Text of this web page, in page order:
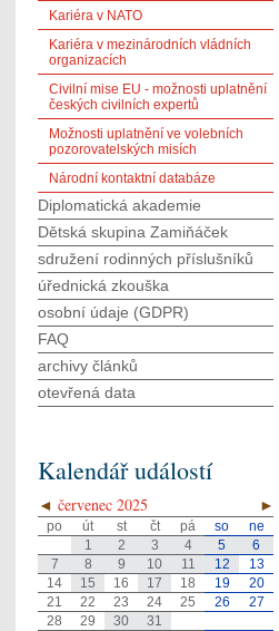
Kariéra v NATO
Kariéra v mezinárodních vládních
organizacích
Civilní mise EU - možnosti uplatnění
českých civilních expertů
Možnosti uplatnění ve volebních
pozorovatelských misích
Národní kontaktní databáze
Diplomatická akademie
Dětská skupina Zamiňáček
sdružení rodinných příslušníků
úřednická zkouška
osobní údaje (GDPR)
FAQ
archivy článků
otevřená data
Kalendář událostí
◄ ►
červenec 2025
po út st čt pá so
ne
1
2 3 4 5
6
7
8 9 10 11 12
13
14
15 16 17 18 19
20
21
22 23 24 25 26
27
28
29 30 31